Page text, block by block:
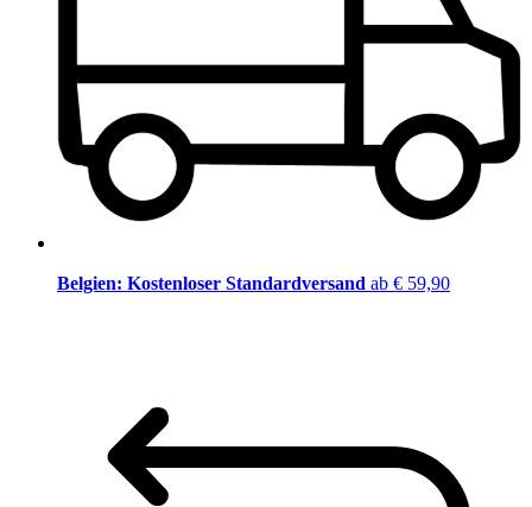
Belgien: Kostenloser Standardversand ab € 59,90